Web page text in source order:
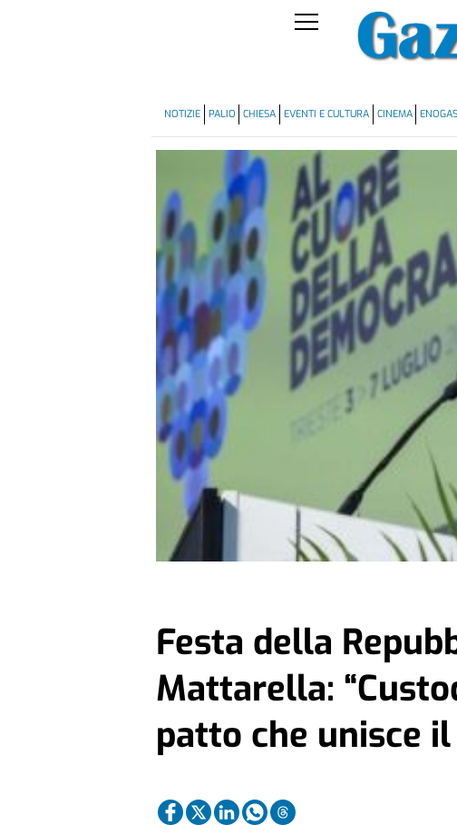
NOTIZIE PALIO CHIESA EVENTI E CULTURA CINEMA
Festa della
Mattarella:
patto che unisce il